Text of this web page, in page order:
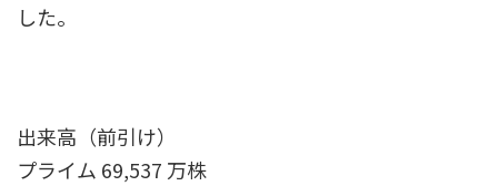
した。
出来高（前引け）
プライム 69,537 万株